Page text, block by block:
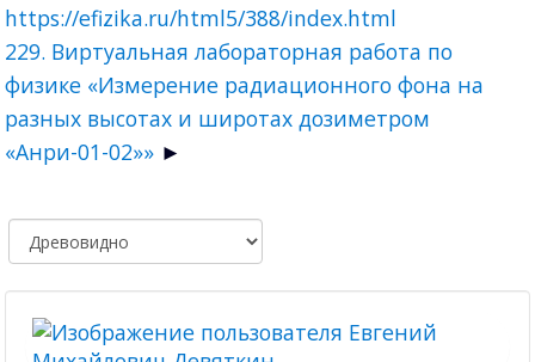
https://efizika.ru/html5/388/index.html
229. Виртуальная лабораторная работа по
физике «Измерение радиационного фона на
разных высотах и широтах дозиметром
«Анри-01-02»»